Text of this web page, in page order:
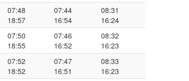
07:48
18:57
07:44
16:54
08:31
16:24
07:50
18:55
07:46
16:52
08:32
16:23
07:52
18:52
07:47
16:51
08:33
16:23